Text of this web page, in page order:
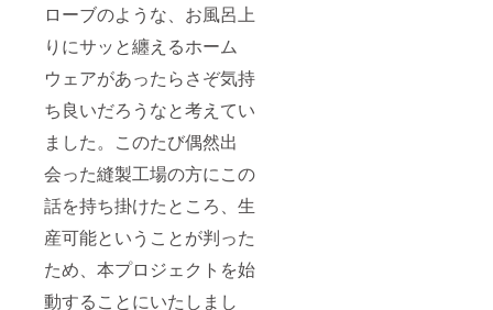
ローブのような、お風呂上
りにサッと纏えるホーム
ウェアがあったらさぞ気持
ち良いだろうなと考えてい
ました。このたび偶然出
会った縫製工場の方にこの
話を持ち掛けたところ、生
産可能ということが判った
ため、本プロジェクトを始
動することにいたしまし